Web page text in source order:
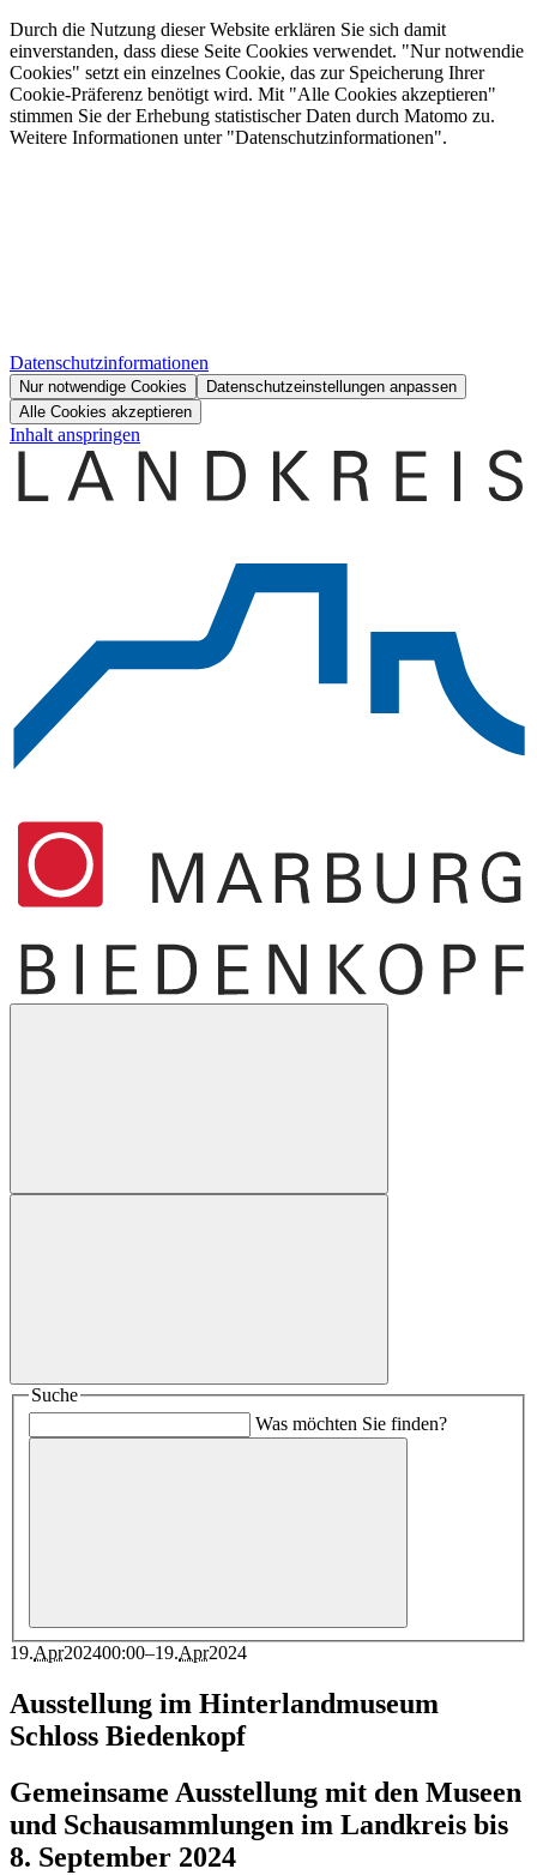
Durch die Nutzung dieser Website erklären Sie sich damit
einverstanden, dass diese Seite Cookies verwendet. "Nur notwendie
Cookies" setzt ein einzelnes Cookie, das zur Speicherung Ihrer
Cookie-Präferenz benötigt wird. Mit "Alle Cookies akzeptieren"
stimmen Sie der Erhebung statistischer Daten durch Matomo zu.
Weitere Informationen unter "Datenschutzinformationen".
Datenschutzinformationen
Nur notwendige Cookies
Datenschutzeinstellungen anpassen
Alle Cookies akzeptieren
Inhalt anspringen
Suche
Was möchten Sie finden?
19.Apr202400:00–19.Apr2024
Ausstellung im Hinterlandmuseum
Schloss Biedenkopf
Gemeinsame Ausstellung mit den Museen
und Schausammlungen im Landkreis bis
8. September 2024